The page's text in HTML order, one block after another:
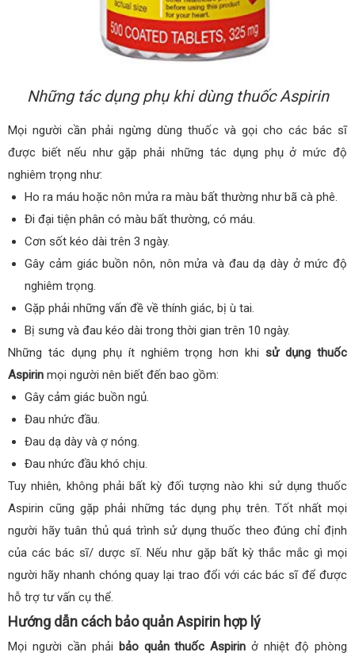
Những tác dụng phụ khi dùng thuốc Aspirin
Mọi người cần phải ngừng dùng thuốc và gọi cho các bác sĩ
được biết nếu như gặp phải những tác dụng phụ ở mức độ
nghiêm trọng như:
Ho ra máu hoặc nôn mửa ra màu bất thường như bã cà phê.
Đi đại tiện phân có màu bất thường, có máu.
Cơn sốt kéo dài trên 3 ngày.
Gây cảm giác buồn nôn, nôn mửa và đau dạ dày ở mức độ
nghiêm trọng.
Gặp phải những vấn đề về thính giác, bị ù tai.
Bị sưng và đau kéo dài trong thời gian trên 10 ngày.
Những tác dụng phụ ít nghiêm trọng hơn khisử dụng thuốc
Aspirin mọi người nên biết đến bao gồm:
Gây cảm giác buồn ngủ.
Đau nhức đầu.
Đau dạ dày và ợ nóng.
Đau nhức đầu khó chịu.
Tuy nhiên, không phải bất kỳ đối tượng nào khi sử dụng thuốc
Aspirin cũng gặp phải những tác dụng phụ trên. Tốt nhất mọi
người hãy tuân thủ quá trình sử dụng thuốc theo đúng chỉ định
của các bác sĩ/ dược sĩ. Nếu như gặp bất kỳ thắc mắc gì mọi
người hãy nhanh chóng quay lại trao đổi với các bác sĩ để được
hỗ trợ tư vấn cụ thể.
Hướng dẫn cách bảo quản Aspirin hợp lý
Mọi người cần phải bảo quản thuốc Aspirin ở nhiệt độ phòng